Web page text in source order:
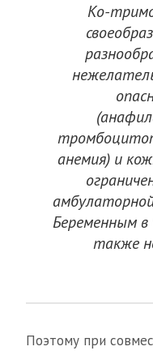
Ко-
анемия) и
Беременным
также
Поэтому при